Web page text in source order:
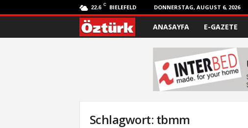
22.6 C BIELEFELD DONNERSTAG, AUGUST 6, 2026
ANASAYFA E-GAZETE
Schlagwort: tbmm